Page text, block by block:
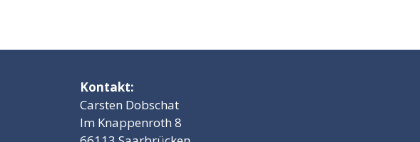
Kontakt:
Carsten Dobschat
Im Knappenroth 8